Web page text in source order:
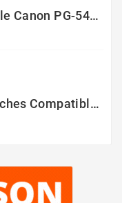
Pack Compatible Canon PG-540 XL / CL-541 XL – Noir & Couleur – Haute Capacité
Pack 12 Cartouches Compatible EPSON 603XL